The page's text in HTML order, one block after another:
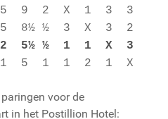
5 9 2 X 1 3 3
½ 3 X 3 2
5½ ½ 1 1 X 3
1 5 1 1 2 1 X
voor de
in het Postillion Hotel: